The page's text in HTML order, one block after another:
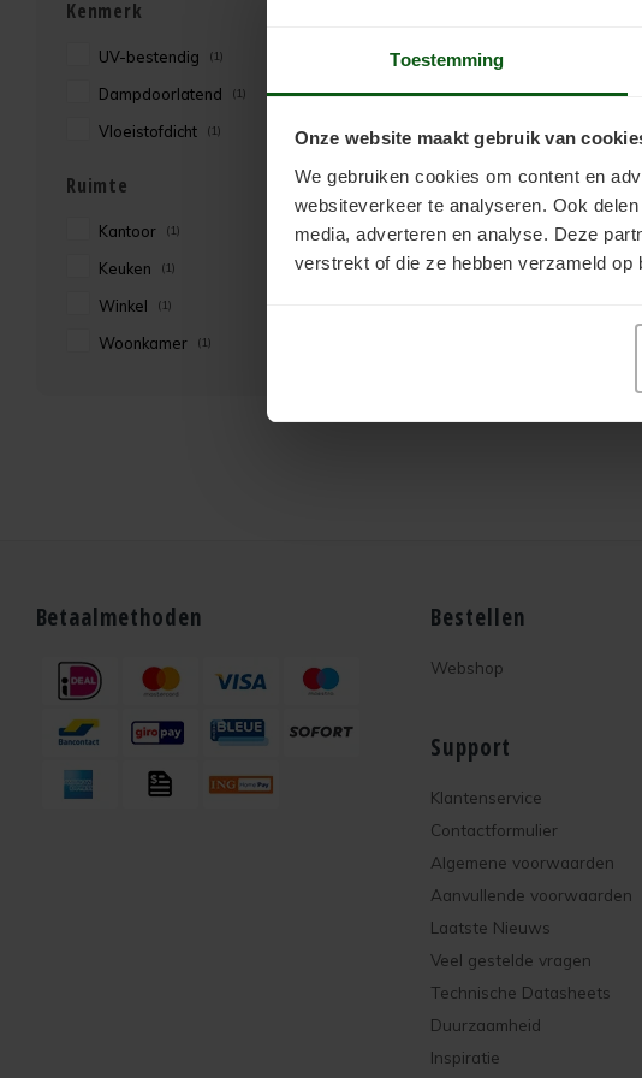
Toestemming
Onze website maakt gebruik van
We gebruiken cookies om content en
websiteverkeer te analyseren. Ook
media, adverteren en analyse. Deze
verstrekt of die ze hebben verzameld
Kenmerk
UV-bestendig (1)
Dampdoorlatend (1)
Vloeistofdicht (1)
Ruimte
Kantoor (1)
Keuken (1)
Winkel (1)
Woonkamer (1)
Betaalmethoden Bestellen
Webshop
Support
Klantenservice
Contactformulier
Algemene voorwaarden
Aanvullende voorwaarden
Laatste Nieuws
Veel gestelde vragen
Technische Datasheets
Duurzaamheid
Inspiratie